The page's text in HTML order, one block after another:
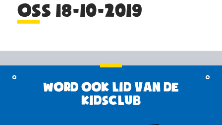
OSS 18-10-2019
Word ook lid van de
KidsClub